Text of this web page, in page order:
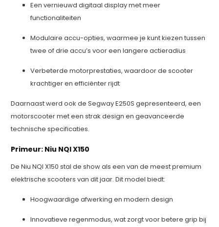
Een vernieuwd digitaal display met meer
functionaliteiten
Modulaire accu-opties, waarmee je kunt kiezen tussen
twee of drie accu’s voor een langere actieradius
Verbeterde motorprestaties, waardoor de scooter
krachtiger en efficiënter rijdt
Daarnaast werd ook de Segway E250S gepresenteerd, een
motorscooter met een strak design en geavanceerde
technische specificaties.
Primeur: Niu NQI X150
De Niu NQI X150 stal de show als een van de meest premium
elektrische scooters van dit jaar. Dit model biedt:
Hoogwaardige afwerking en modern design
Innovatieve regenmodus, wat zorgt voor betere grip bij